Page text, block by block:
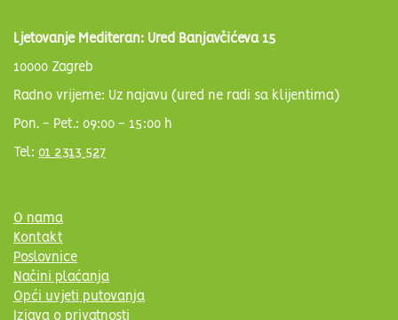
Ljetovanje Mediteran: Ured Banjavčićeva 15
10000 Zagreb
Radno vrijeme: Uz najavu (ured ne radi sa klijentima)
Pon. - Pet.: 09:00 - 15:00 h
Tel: 01 2313 527
O nama
Kontakt
Poslovnice
Načini plaćanja
Opći uvjeti putovanja
Izjava o privatnosti